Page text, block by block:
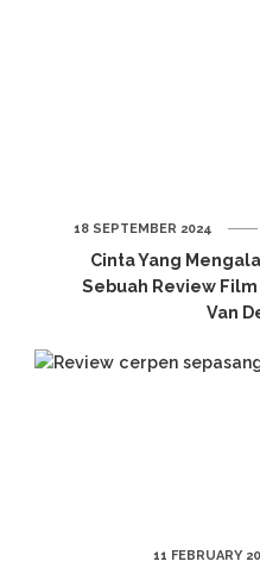
Cinta Yang
Sebuah Review
Van
18 SEPTEMBER 2024
11 FEBRUARY